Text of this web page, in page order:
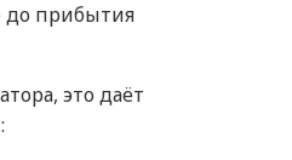
до прибытия
это даёт